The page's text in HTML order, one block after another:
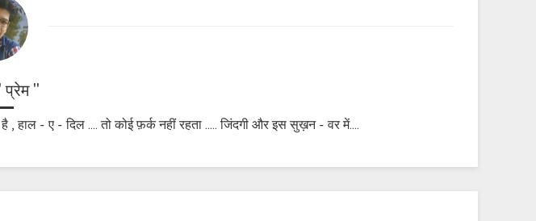
"
हाल - ए - दिल .... तो कोई फ़र्क नहीं रहता ..... जिंदगी और इस सुख़न - वर में....